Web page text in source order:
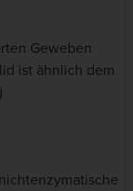
Geweben
ist ähnlich dem